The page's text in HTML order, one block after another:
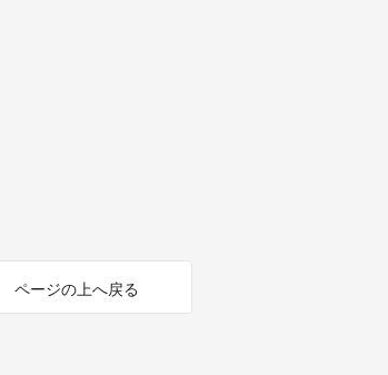
ページの上へ戻る